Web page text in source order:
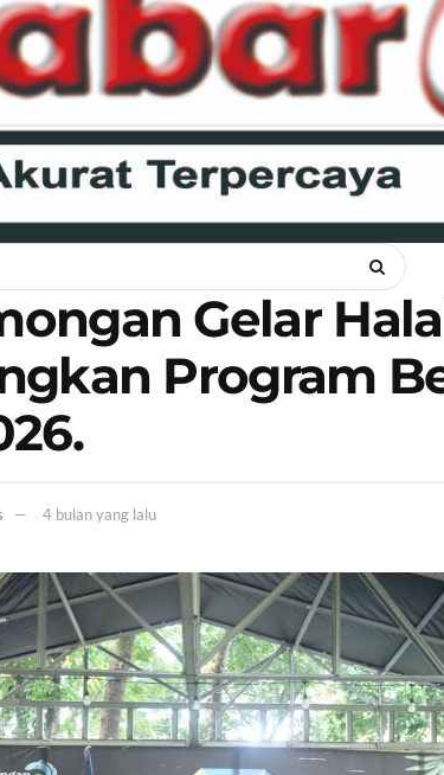
EKONOMI HANKAM OPINI HUKUM
Gelar
Program
4 bulan yang lalu